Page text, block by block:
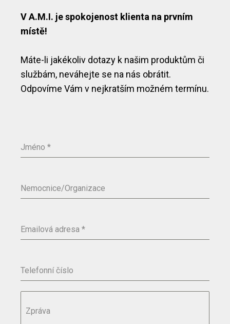
V A.M.I. je spokojenost klienta na prvním
místě!
Máte-li jakékoliv dotazy k našim produktům či
službám, neváhejte se na nás obrátit.
Odpovíme Vám v nejkratším možném termínu.
Jméno *
Nemocnice/Organizace
Emailová adresa *
Telefonní číslo
Zpráva